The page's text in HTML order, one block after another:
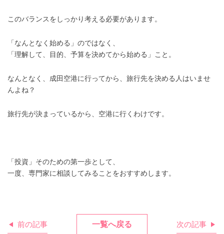
このバランスをしっかり考える必要があります。
「なんとなく始める」のではなく、
「理解して、目的、予算を決めてから始める」こと。
なんとなく、成田空港に行ってから、旅行先を決める人はいませ
んよね？
旅行先が決まっているから、空港に行くわけです。
「投資」そのための第一歩として、
一度、専門家に相談してみることをおすすめします。
前の記事 一覧へ戻る 次の記事